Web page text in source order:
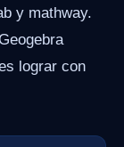
y mathway.
lograr con